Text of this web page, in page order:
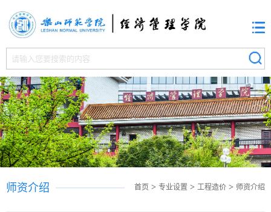
首页 > 专业设置 > 工程造价 > 师资介绍
师资介绍